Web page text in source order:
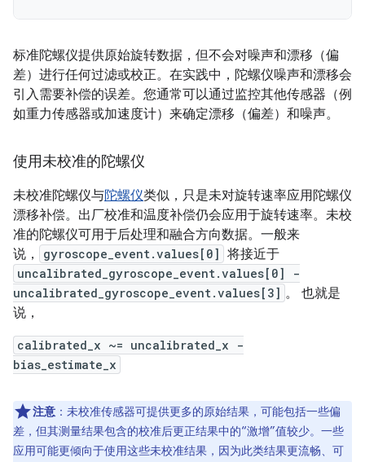
标准陀螺仪提供原始旋转数据，但不会对噪声和漂移（偏
差）进行任何过滤或校正。在实践中，陀螺仪噪声和漂移会
引入需要补偿的误差。您通常可以通过监控其他传感器（例
如重力传感器或加速度计）来确定漂移（偏差）和噪声。
使用未校准的陀螺仪
未校准陀螺仪与陀螺仪类似，只是未对旋转速率应用陀螺仪
漂移补偿。出厂校准和温度补偿仍会应用于旋转速率。未校
准的陀螺仪可用于后处理和融合方向数据。一般来
说，
gyroscope_event.values[0] 将接近于
uncalibrated_gyroscope_event.values[0] -
uncalibrated_gyroscope_event.values[3] 。 也就是
说，
calibrated_x ~= uncalibrated_x -
bias_estimate_x
注意 ：未校准传感器可提供更多的原始结果，可能包括一些偏
差，但其测量结果包含的校准后更正结果中的“激增”值较少。一些
应用可能更倾向于使用这些未校准结果，因为此类结果更流畅、可